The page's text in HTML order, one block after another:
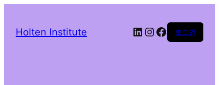
Holten Institute LinkedIn
Instagram
Facebook
로그인